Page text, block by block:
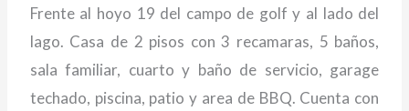
Frente al hoyo 19 del campo de golf y al lado del
lago. Casa de 2 pisos con 3 recamaras, 5 baños,
sala familiar, cuarto y baño de servicio, garage
techado, piscina, patio y area de BBQ. Cuenta con